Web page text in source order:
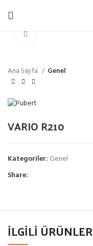
Ana Sayfa Genel
VARIO R210
Kategoriler: Genel
Share:
İLGILI ÜRÜNLER